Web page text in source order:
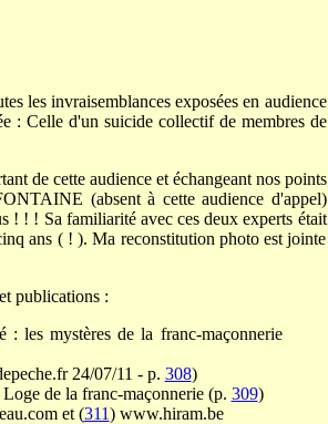
les invraisemblances exposées en audience
: Celle d'un suicide collectif de membres de
de cette audience et échangeant nos points
(absent à cette audience d'appel)
! ! ! Sa familiarité avec ces deux experts était
ans ( ! ). Ma reconstitution photo est jointe
publications :
les mystères de la franc-maçonnerie
24/07/11 - p. 308)
de la franc-maçonnerie (p. 309)
et (311) www.hiram.be